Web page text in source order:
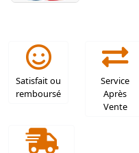
Satisfait ou
remboursé
Service
Après
Vente